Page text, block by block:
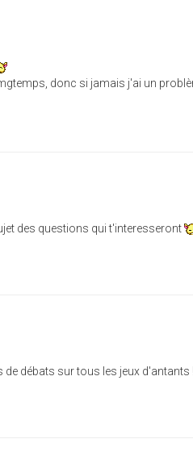
donc si jamais j'ai un
des questions qui t'interesseront
de débats sur tous les jeux d'antants